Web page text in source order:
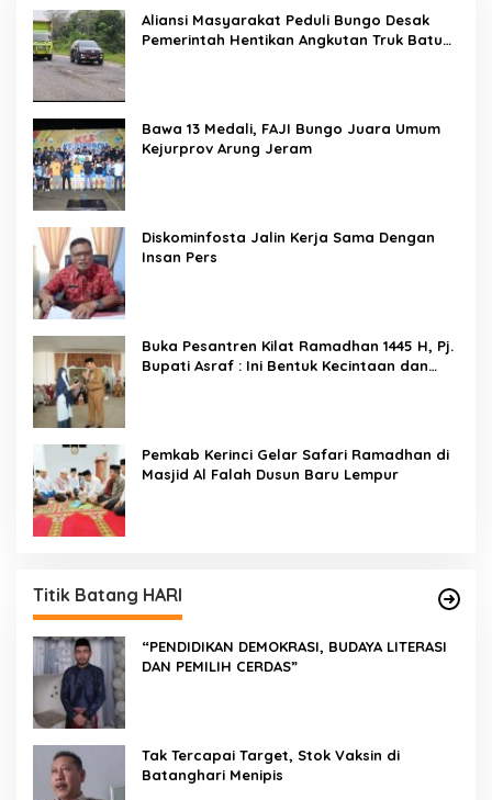
Aliansi Masyarakat Peduli Bungo Desak
Pemerintah Hentikan Angkutan Truk Batu
Bawa 13 Medali, FAJI Bungo Juara Umum
Kejurprov Arung Jeram
Diskominfosta Jalin Kerja Sama Dengan
Insan Pers
Buka Pesantren Kilat Ramadhan 1445 H, Pj.
Bupati Asraf : Ini Bentuk Kecintaan dan
Pemkab Kerinci Gelar Safari Ramadhan di
Masjid Al Falah Dusun Baru Lempur
Titik Batang HARI
“PENDIDIKAN DEMOKRASI, BUDAYA LITERASI
DAN PEMILIH CERDAS”
Tak Tercapai Target, Stok Vaksin di
Batanghari Menipis